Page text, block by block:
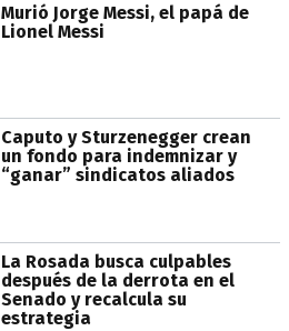
Murió Jorge Messi, el papá de
Lionel Messi
Caputo y Sturzenegger crean
un fondo para indemnizar y
“ganar” sindicatos aliados
La Rosada busca culpables
después de la derrota en el
Senado y recalcula su
estrategia